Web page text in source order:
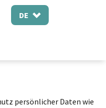
DE
persönlicher Daten wie